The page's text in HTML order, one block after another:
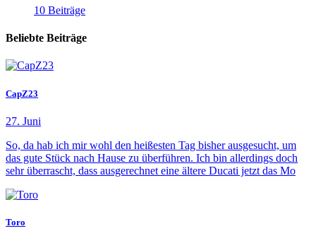
10 Beiträge
Beliebte Beiträge
CapZ23
27. Juni
So, da hab ich mir wohl den heißesten Tag bisher ausgesucht, um
das gute Stück nach Hause zu überführen. Ich bin allerdings doch
sehr überrascht, dass ausgerechnet eine ältere Ducati jetzt das Mo
Toro